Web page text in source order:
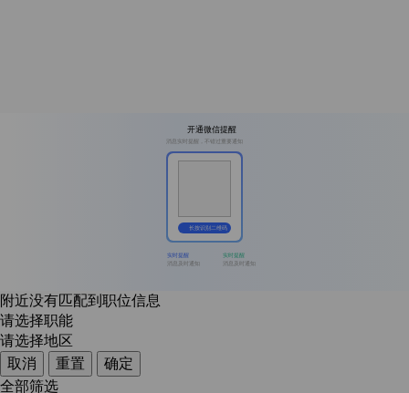
开通微信提醒
消息实时提醒，不错过重要通知
长按识别二维码
实时提醒
消息及时通知
实时提醒
消息及时通知
附近没有匹配到职位信息
请选择职能
请选择地区
取消
重置
确定
全部筛选